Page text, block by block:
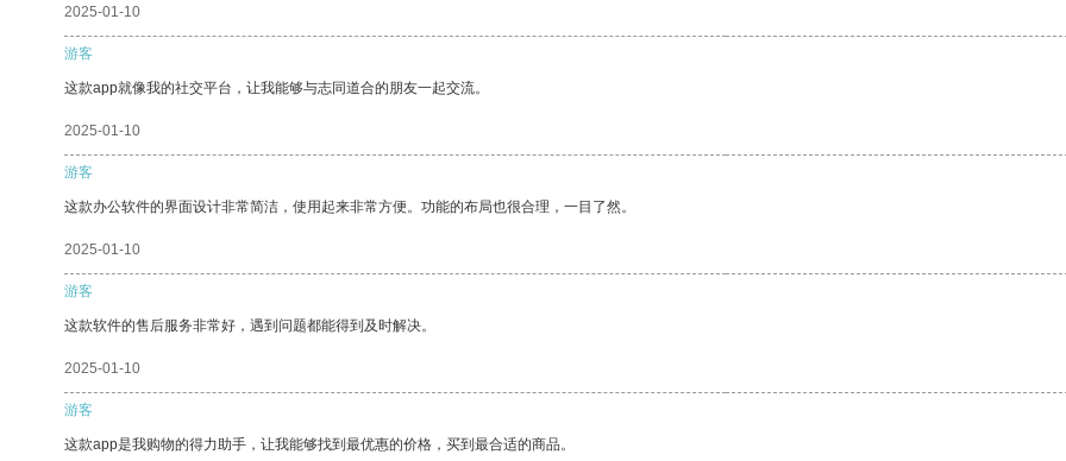
2025-01-10
游客
这款app就像我的社交平台，让我能够与志同道合的朋友一起交流。
2025-01-10
游客
这款办公软件的界面设计非常简洁，使用起来非常方便。功能的布局也很合理，一目了然。
2025-01-10
游客
这款软件的售后服务非常好，遇到问题都能得到及时解决。
2025-01-10
游客
这款app是我购物的得力助手，让我能够找到最优惠的价格，买到最合适的商品。